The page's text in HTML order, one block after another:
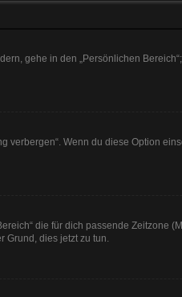
gehe in den „Persönlichen
Wenn du diese Option
die für dich passende Zeitzone
Grund, dies jetzt zu tun.